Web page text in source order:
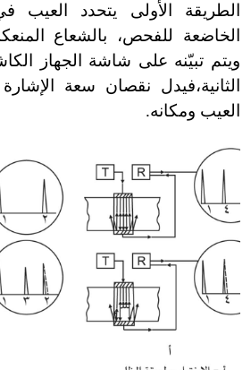
الطريقة الأولى يتحدد العيب
الخاضعة للفحص، بالشعاع
ويتم تبيّنه على شاشة الجهاز
الثانية،فيدل نقصان سعة
العيب ومكانه.